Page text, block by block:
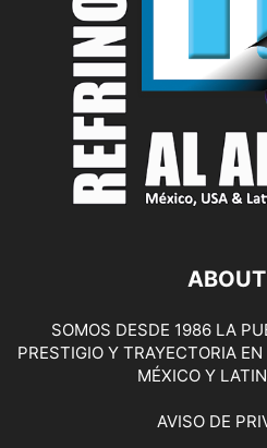
SOMOS DESDE 1986 LA
PRESTIGIO Y TRAYECTORIA
MÉXICO Y
AVISO DE